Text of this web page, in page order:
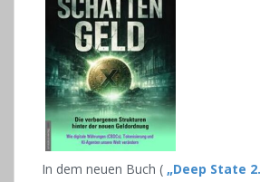
In dem neuen Buch ( „Deep State